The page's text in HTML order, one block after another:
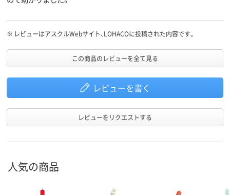
※ レビューはアスクルWebサイト、LOHACOに投稿された内容です。
この商品のレビューを全て見る
レビューを書く
レビューをリクエストする
人気の商品